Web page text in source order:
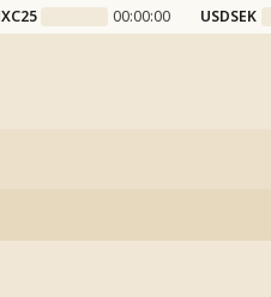
00:00:00 USDSEK